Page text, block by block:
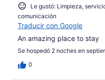
Le gustó: Limpieza,
comunicación
Traducir con Google
An amazing place to stay
Se hospedó 2 noches en
0